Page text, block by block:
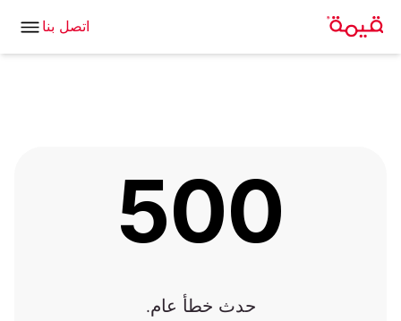
اتصل بنا
500
حدث خطأ عام.